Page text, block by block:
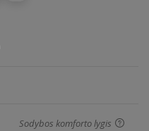
Sodybos komforto lygis